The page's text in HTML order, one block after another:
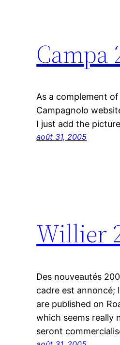
Campa
As a complement
Campagnolo
I just add the
août 31, 2005
Willier
Des nouveautés
cadre est annoncé;
are published on
which seems really
seront